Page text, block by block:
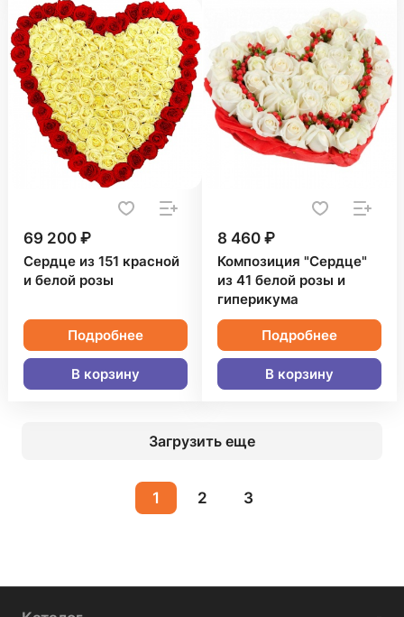
69 200 ₽
Сердце из 151 красной
и белой розы
Подробнее
В корзину
8 460 ₽
Композиция "Сердце"
из 41 белой розы и
гиперикума
Подробнее
В корзину
Загрузить еще
1 2 3